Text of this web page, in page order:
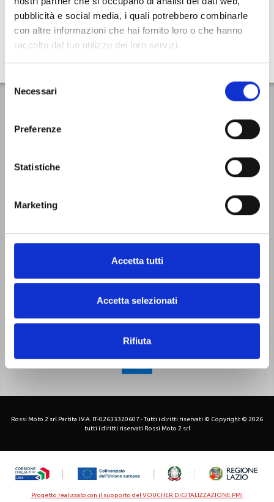
pubblicità e social media, i quali potrebbero combinarle
con altre informazioni che hai fornito loro o che hanno
raccolto dal tuo utilizzo dei loro servizi.
delNecessari
Preferenze
Statistiche
Marketing
Accetta tutti
Accetta selezionati
Rifiuta
GUANTI MORPH SPORT
€ 155,00
€ 99,90
, accetto di ricevere la newsletter ai sensi del
Regolamento UE 2016/679 (GDPR)
Chi siamo
Contatti
Pagamenti
Sitemap
Rossi Moto 2 srl Partita I.V.A. IT-02633320607 - Tutti i diritti riservati © Copyright © 2026
tutti i diritti riservati Rossi Moto 2 srl
Progetto realizzato con il supporto del VOUCHER DIGITALIZZAZIONE PMI